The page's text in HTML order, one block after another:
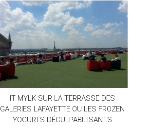
IT MYLK SUR LA TERRASSE DES
GALERIES LAFAYETTE OU LES FROZEN
YOGURTS DÉCULPABILISANTS